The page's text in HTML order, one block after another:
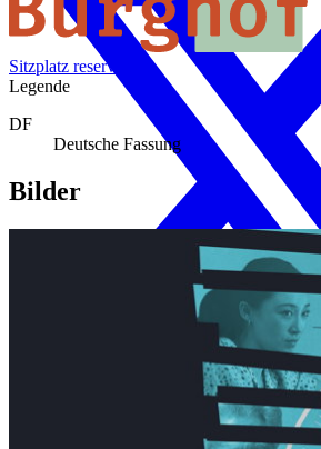
Sitzplatz reservieren
Legende
DF
Deutsche Fassung
Bilder